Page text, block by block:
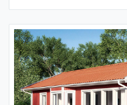
Vid sidan om köket finns en
vägg med WC:et, denna går
önskas.